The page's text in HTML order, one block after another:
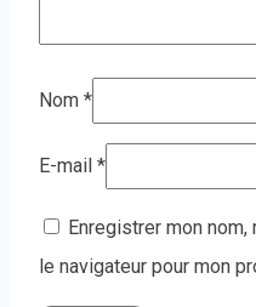
Nom *
E-mail *
Enregistrer mon
le navigateur pour mon